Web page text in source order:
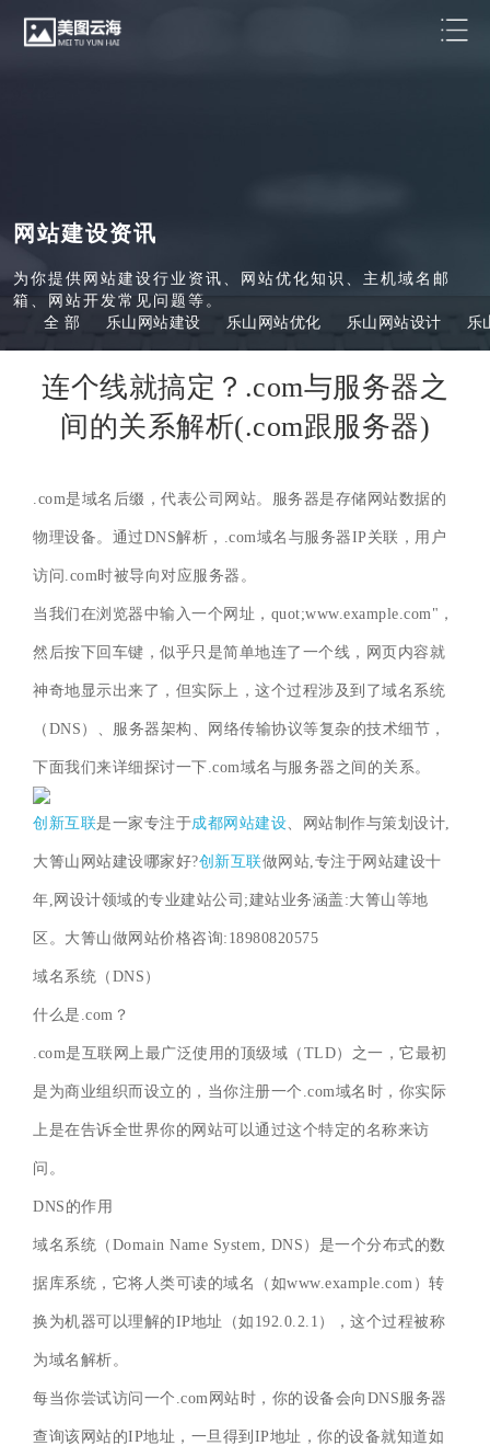
网站建设资讯
为你提供网站建设行业资讯、网站优化知识、主机域名邮
箱、网站开发常见问题等。
全 部
乐山网站建设 乐山网站优化 乐山网站设计 乐
连个线就搞定？.com与服务器之
间的关系解析(.com跟服务器)
.com是域名后缀，代表公司网站。服务器是存储网站数据的
物理设备。通过DNS解析，.com域名与服务器IP关联，用户
访问.com时被导向对应服务器。
当我们在浏览器中输入一个网址，quot;www.example.com"，
然后按下回车键，似乎只是简单地连了一个线，网页内容就
神奇地显示出来了，但实际上，这个过程涉及到了域名系统
（DNS）、服务器架构、网络传输协议等复杂的技术细节，
下面我们来详细探讨一下.com域名与服务器之间的关系。
创新互联是一家专注于成都网站建设 、网站制作与策划设计,
大箐山网站建设哪家好?创新互联做网站,专注于网站建设十
年,网设计领域的专业建站公司;建站业务涵盖:大箐山等地
区。大箐山做网站价格咨询:18980820575
域名系统（DNS）
什么是.com？
.com是互联网上最广泛使用的顶级域（TLD）之一，它最初
是为商业组织而设立的，当你注册一个.com域名时，你实际
上是在告诉全世界你的网站可以通过这个特定的名称来访
问。
DNS的作用
域名系统（Domain Name System, DNS）是一个分布式的数
据库系统，它将人类可读的域名（如www.example.com）转
换为机器可以理解的IP地址（如192.0.2.1），这个过程被称
为域名解析。
每当你尝试访问一个.com网站时，你的设备会向DNS服务器
查询该网站的IP地址，一旦得到IP地址，你的设备就知道如